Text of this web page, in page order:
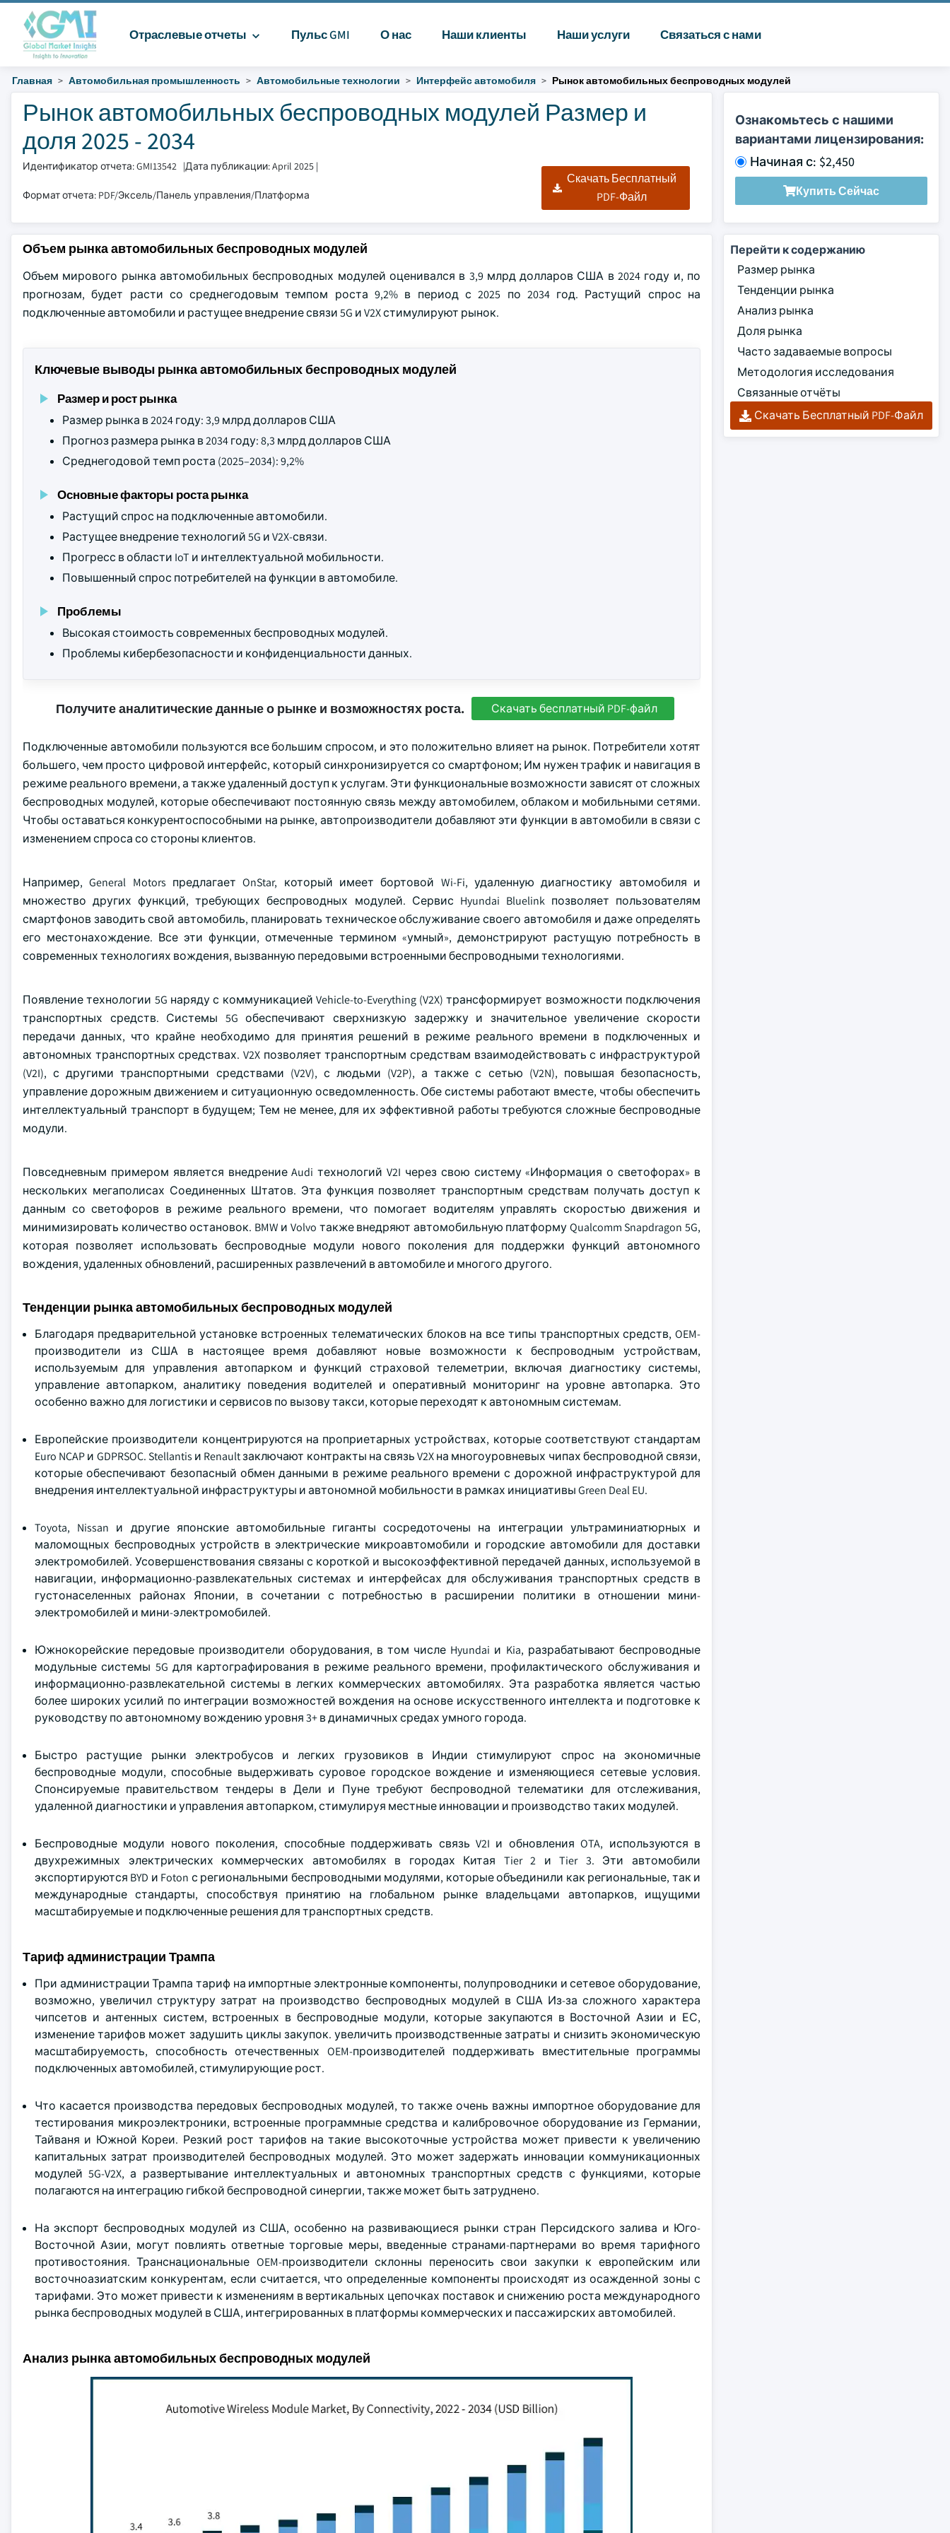
Отраслевые отчеты Пульс GMI О нас Наши клиенты Наши услуги Связаться с нами
Главная Автомобильная промышленность Автомобильные технологии Интерфейс автомобиля Рынок автомобильных беспроводных модулей
Рынок автомобильных беспроводных модулей Размер и
доля 2025 - 2034
Идентификатор отчета: GMI13542 |Дата публикации: April 2025 |
Формат отчета: PDF/Эксель/Панель управления/Платформа
Скачать Бесплатный
PDF-Файл
Ознакомьтесь с нашими
вариантами лицензирования:
Начиная с: $2,450
Купить Сейчас
Объем рынка автомобильных беспроводных модулей
Объем мирового рынка автомобильных беспроводных модулей оценивался в 3,9 млрд долларов США в 2024 году и, по
прогнозам, будет расти со среднегодовым темпом роста 9,2% в период с 2025 по 2034 год. Растущий спрос на
подключенные автомобили и растущее внедрение связи 5G и V2X стимулируют рынок.
Ключевые выводы рынка автомобильных беспроводных модулей
Размер и рост рынка
Размер рынка в 2024 году: 3,9 млрд долларов США
Прогноз размера рынка в 2034 году: 8,3 млрд долларов США
Среднегодовой темп роста (2025–2034): 9,2%
Основные факторы роста рынка
Растущий спрос на подключенные автомобили.
Растущее внедрение технологий 5G и V2X-связи.
Прогресс в области IoT и интеллектуальной мобильности.
Повышенный спрос потребителей на функции в автомобиле.
Проблемы
Высокая стоимость современных беспроводных модулей.
Проблемы кибербезопасности и конфиденциальности данных.
Получите аналитические данные о рынке и возможностях роста. Скачать бесплатный PDF-файл
Подключенные автомобили пользуются все большим спросом, и это положительно влияет на рынок. Потребители хотят
большего, чем просто цифровой интерфейс, который синхронизируется со смартфоном; Им нужен трафик и навигация в
режиме реального времени, а также удаленный доступ к услугам. Эти функциональные возможности зависят от сложных
беспроводных модулей, которые обеспечивают постоянную связь между автомобилем, облаком и мобильными сетями.
Чтобы оставаться конкурентоспособными на рынке, автопроизводители добавляют эти функции в автомобили в связи с
изменением спроса со стороны клиентов.
Например, General Motors предлагает OnStar, который имеет бортовой Wi-Fi, удаленную диагностику автомобиля и
множество других функций, требующих беспроводных модулей. Сервис Hyundai Bluelink позволяет пользователям
смартфонов заводить свой автомобиль, планировать техническое обслуживание своего автомобиля и даже определять
его местонахождение. Все эти функции, отмеченные термином «умный», демонстрируют растущую потребность в
современных технологиях вождения, вызванную передовыми встроенными беспроводными технологиями.
Появление технологии 5G наряду с коммуникацией Vehicle-to-Everything (V2X) трансформирует возможности подключения
транспортных средств. Системы 5G обеспечивают сверхнизкую задержку и значительное увеличение скорости
передачи данных, что крайне необходимо для принятия решений в режиме реального времени в подключенных и
автономных транспортных средствах. V2X позволяет транспортным средствам взаимодействовать с инфраструктурой
(V2I), с другими транспортными средствами (V2V), с людьми (V2P), а также с сетью (V2N), повышая безопасность,
управление дорожным движением и ситуационную осведомленность. Обе системы работают вместе, чтобы обеспечить
интеллектуальный транспорт в будущем; Тем не менее, для их эффективной работы требуются сложные беспроводные
модули.
Повседневным примером является внедрение Audi технологий V2I через свою систему «Информация о светофорах» в
нескольких мегаполисах Соединенных Штатов. Эта функция позволяет транспортным средствам получать доступ к
данным со светофоров в режиме реального времени, что помогает водителям управлять скоростью движения и
минимизировать количество остановок. BMW и Volvo также внедряют автомобильную платформу Qualcomm Snapdragon 5G,
которая позволяет использовать беспроводные модули нового поколения для поддержки функций автономного
вождения, удаленных обновлений, расширенных развлечений в автомобиле и многого другого.
Тенденции рынка автомобильных беспроводных модулей
Благодаря предварительной установке встроенных телематических блоков на все типы транспортных средств, OEM-
производители из США в настоящее время добавляют новые возможности к беспроводным устройствам,
используемым для управления автопарком и функций страховой телеметрии, включая диагностику системы,
управление автопарком, аналитику поведения водителей и оперативный мониторинг на уровне автопарка. Это
особенно важно для логистики и сервисов по вызову такси, которые переходят к автономным системам.
Европейские производители концентрируются на проприетарных устройствах, которые соответствуют стандартам
Euro NCAP и GDPRSOC. Stellantis и Renault заключают контракты на связь V2X на многоуровневых чипах беспроводной связи,
которые обеспечивают безопасный обмен данными в режиме реального времени с дорожной инфраструктурой для
внедрения интеллектуальной инфраструктуры и автономной мобильности в рамках инициативы Green Deal EU.
Toyota, Nissan и другие японские автомобильные гиганты сосредоточены на интеграции ультраминиатюрных и
маломощных беспроводных устройств в электрические микроавтомобили и городские автомобили для доставки
электромобилей. Усовершенствования связаны с короткой и высокоэффективной передачей данных, используемой в
навигации, информационно-развлекательных системах и интерфейсах для обслуживания транспортных средств в
густонаселенных районах Японии, в сочетании с потребностью в расширении политики в отношении мини-
электромобилей и мини-электромобилей.
Южнокорейские передовые производители оборудования, в том числе Hyundai и Kia, разрабатывают беспроводные
модульные системы 5G для картографирования в режиме реального времени, профилактического обслуживания и
информационно-развлекательной системы в легких коммерческих автомобилях. Эта разработка является частью
более широких усилий по интеграции возможностей вождения на основе искусственного интеллекта и подготовке к
руководству по автономному вождению уровня 3+ в динамичных средах умного города.
Быстро растущие рынки электробусов и легких грузовиков в Индии стимулируют спрос на экономичные
беспроводные модули, способные выдерживать суровое городское вождение и изменяющиеся сетевые условия.
Спонсируемые правительством тендеры в Дели и Пуне требуют беспроводной телематики для отслеживания,
удаленной диагностики и управления автопарком, стимулируя местные инновации и производство таких модулей.
Беспроводные модули нового поколения, способные поддерживать связь V2I и обновления OTA, используются в
двухрежимных электрических коммерческих автомобилях в городах Китая Tier 2 и Tier 3. Эти автомобили
экспортируются BYD и Foton с региональными беспроводными модулями, которые объединили как региональные, так и
международные стандарты, способствуя принятию на глобальном рынке владельцами автопарков, ищущими
масштабируемые и подключенные решения для транспортных средств.
Тариф администрации Трампа
При администрации Трампа тариф на импортные электронные компоненты, полупроводники и сетевое оборудование,
возможно, увеличил структуру затрат на производство беспроводных модулей в США Из-за сложного характера
чипсетов и антенных систем, встроенных в беспроводные модули, которые закупаются в Восточной Азии и ЕС,
изменение тарифов может задушить циклы закупок. увеличить производственные затраты и снизить экономическую
масштабируемость, способность отечественных OEM-производителей поддерживать вместительные программы
подключенных автомобилей, стимулирующие рост.
Что касается производства передовых беспроводных модулей, то также очень важны импортное оборудование для
тестирования микроэлектроники, встроенные программные средства и калибровочное оборудование из Германии,
Тайваня и Южной Кореи. Резкий рост тарифов на такие высокоточные устройства может привести к увеличению
капитальных затрат производителей беспроводных модулей. Это может задержать инновации коммуникационных
модулей 5G-V2X, а развертывание интеллектуальных и автономных транспортных средств с функциями, которые
полагаются на интеграцию гибкой беспроводной синергии, также может быть затруднено.
На экспорт беспроводных модулей из США, особенно на развивающиеся рынки стран Персидского залива и Юго-
Восточной Азии, могут повлиять ответные торговые меры, введенные странами-партнерами во время тарифного
противостояния. Транснациональные OEM-производители склонны переносить свои закупки к европейским или
восточноазиатским конкурентам, если считается, что определенные компоненты происходят из осажденной зоны с
тарифами. Это может привести к изменениям в вертикальных цепочках поставок и снижению роста международного
рынка беспроводных модулей в США, интегрированных в платформы коммерческих и пассажирских автомобилей.
Анализ рынка автомобильных беспроводных модулей
Перейти к содержанию
Размер рынка
Тенденции рынка
Анализ рынка
Доля рынка
Часто задаваемые вопросы
Методология исследования
Связанные отчёты
Скачать Бесплатный PDF-Файл